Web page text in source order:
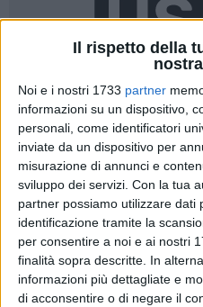
Il rispetto della
Noi e i nostri 1733 partner
informazioni su un dispositivo,
personali, come identificatori
inviate da un dispositivo per
misurazione di annunci e
sviluppo dei servizi. Con la tua
partner possiamo utilizzare dati
identificazione tramite la
per consentire a noi e ai nostri
finalità sopra descritte. In
informazioni più dettagliate e
di acconsentire o di negare il
17
Il Bisceglie Rugby si appresta
per avvicinare i più giovani ad
affascinanti e formative